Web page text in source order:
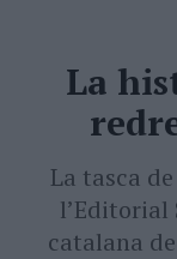
La
La tasca
catalana